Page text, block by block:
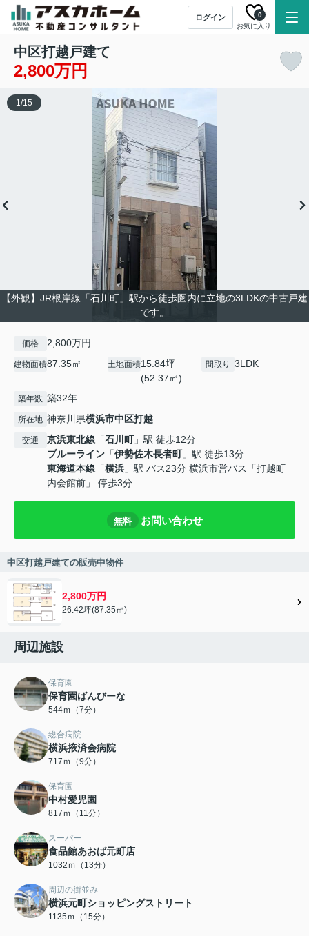
ログイン
お気に入り
0
中区打越戸建て
2,800万円
【外観】JR根岸線「石川町」駅から徒歩圏内に立地の3LDKの中古戸建
です。
1/15
価格 2,800万円
建物面積87.35㎡ 土地面積15.84坪
(52.37㎡)
間取り 3LDK
築年数 築32年
所在地 神奈川県横浜市中区打越
交通 京浜東北線 「石川町」駅 徒歩12分
ブルーライン 「伊勢佐木長者町」駅 徒歩13分
東海道本線 「横浜 」駅 バス23分 横浜市営バス「打越町
内会館前」 停歩3分
無料 お問い合わせ
中区打越戸建ての販売中物件
2,800万円
26.42坪(87.35㎡)
周辺施設
保育園
保育園ばんびーな
544ｍ（7分）
総合病院
横浜掖済会病院
717ｍ（9分）
保育園
中村愛児園
817ｍ（11分）
スーパー
食品館あおば元町店
1032ｍ（13分）
周辺の街並み
横浜元町ショッピングストリート
1135ｍ（15分）